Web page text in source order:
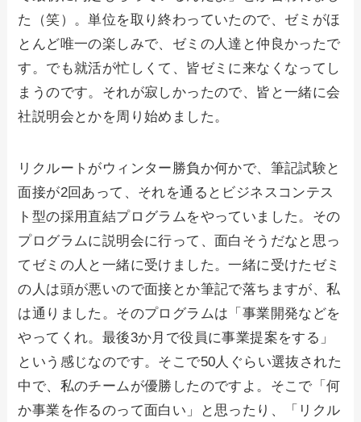
た（笑）。単位を取り終わっていたので、ゼミがほ
とんど唯一の楽しみで、ゼミの人達と仲良かったで
す。でも就活が忙しくて、皆ゼミに来なくなってし
まうのです。それが寂しかったので、皆と一緒に会
社説明会とかを周り始めました。
リクルートがウィンター勝負か何かで、筆記試験と
面接が2回あって、それを通るとビジネスコンテス
ト型の採用直結プログラムをやっていました。その
プログラムに説明会に行って、面白そうだなと思っ
てゼミの人と一緒に受けました。一緒に受けたゼミ
の人は頭が悪いので面接とか筆記で落ちますが、私
は通りました。そのプログラムは「事業開発などを
やってくれ。最後3か月で役員に事業提案をする」
という感じなのです。そこで50人ぐらい選抜された
中で、私のチームが優勝したのですよ。そこで「何
か事業を作るのって面白い」と思ったり、「リクル